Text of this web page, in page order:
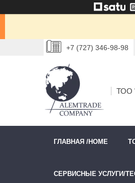
+7 (727) 346-98-98
ТОО
ГЛАВНАЯ /HOME
СЕРВИСНЫЕ УСЛУГИ/